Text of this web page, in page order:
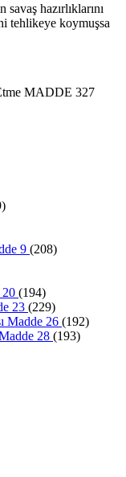
hazırlıklarını
tehlikeye koymuşsa
MADDE 327
9 (208)
20 (194)
23 (229)
Madde 26 (192)
28 (193)